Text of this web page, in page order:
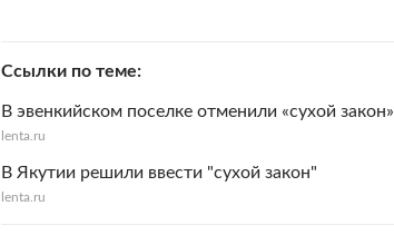
Ссылки по теме
В эвенкийском поселке отменили «сухой закон»
lenta.ru
В Якутии решили ввести "сухой закон"
lenta.ru